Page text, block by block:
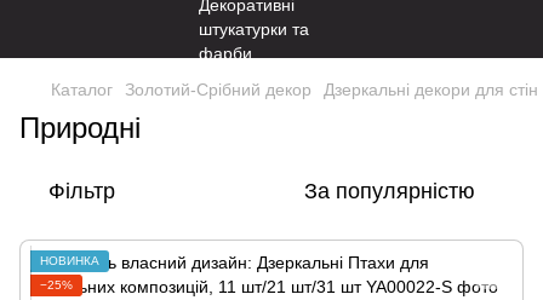
Каталог Золотий-Срібний декор Дзеркальні декори для стін
Природні
Фільтр За популярністю
НОВИНКА
−25%